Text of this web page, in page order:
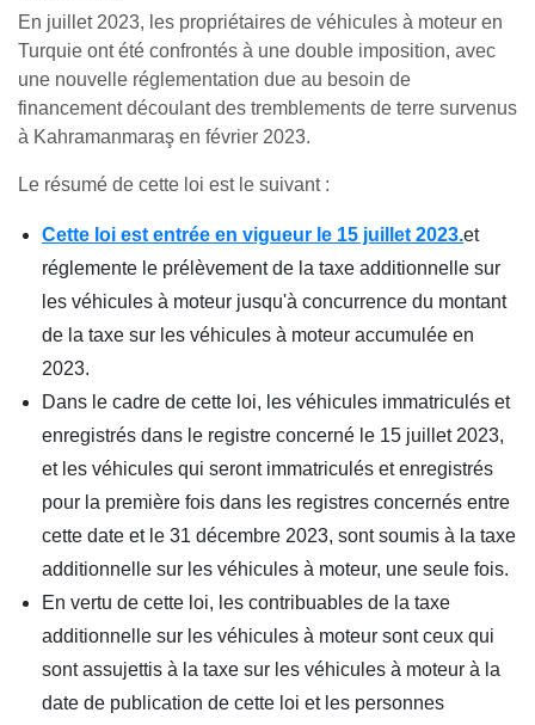
En juillet 2023, les propriétaires de véhicules à moteur en
Turquie ont été confrontés à une double imposition, avec
une nouvelle réglementation due au besoin de
financement découlant des tremblements de terre survenus
à Kahramanmaraş en février 2023.
Le résumé de cette loi est le suivant :
Cette loi est entrée en vigueur le 15 juillet 2023.et
réglemente le prélèvement de la taxe additionnelle sur
les véhicules à moteur jusqu'à concurrence du montant
de la taxe sur les véhicules à moteur accumulée en
2023.
Dans le cadre de cette loi, les véhicules immatriculés et
enregistrés dans le registre concerné le 15 juillet 2023,
et les véhicules qui seront immatriculés et enregistrés
pour la première fois dans les registres concernés entre
cette date et le 31 décembre 2023, sont soumis à la taxe
additionnelle sur les véhicules à moteur, une seule fois.
En vertu de cette loi, les contribuables de la taxe
additionnelle sur les véhicules à moteur sont ceux qui
sont assujettis à la taxe sur les véhicules à moteur à la
date de publication de cette loi et les personnes